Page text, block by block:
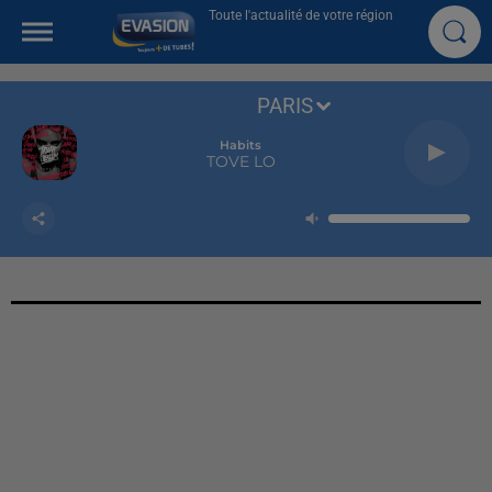
Toute l'actualité de votre région
Habits
TOVE LO
PARIS